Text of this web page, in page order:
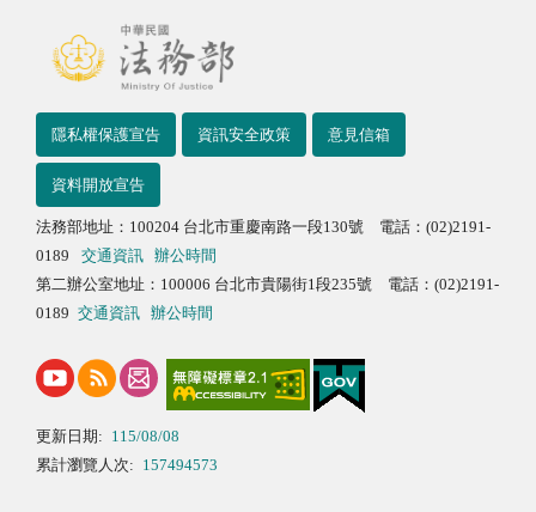
隱私權保護宣告 資訊安全政策 意見信箱
資料開放宣告
法務部地址：100204 台北市重慶南路一段130號 電話：(02)2191-
0189
交通資訊
辦公時間
第二辦公室地址：100006 台北市貴陽街1段235號 電話：(02)2191-
0189 交通資訊 辦公時間
更新日期: 115/08/08
累計瀏覽人次: 157494573